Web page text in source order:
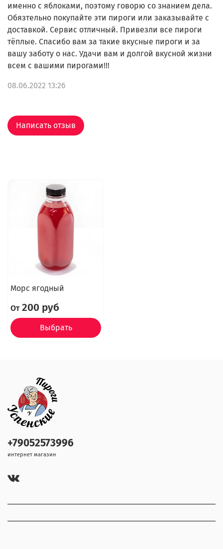
именно с яблоками, поэтому говорю со знанием дела.
Обязтельно покупайте эти пироги или заказывайте с
доставкой. Сервис отличный. Привезли все пироги
тёплые. Спасибо вам за такие вкусные пироги и за
вашу заботу о нас. Удачи вам и долгой вкусной жизни
всем с вашими пирогами!!!
08.06.2022 13:26
Написать отзыв
Морс ягодный
От200 руб
Выбрать
+79052573996
интернет магазин